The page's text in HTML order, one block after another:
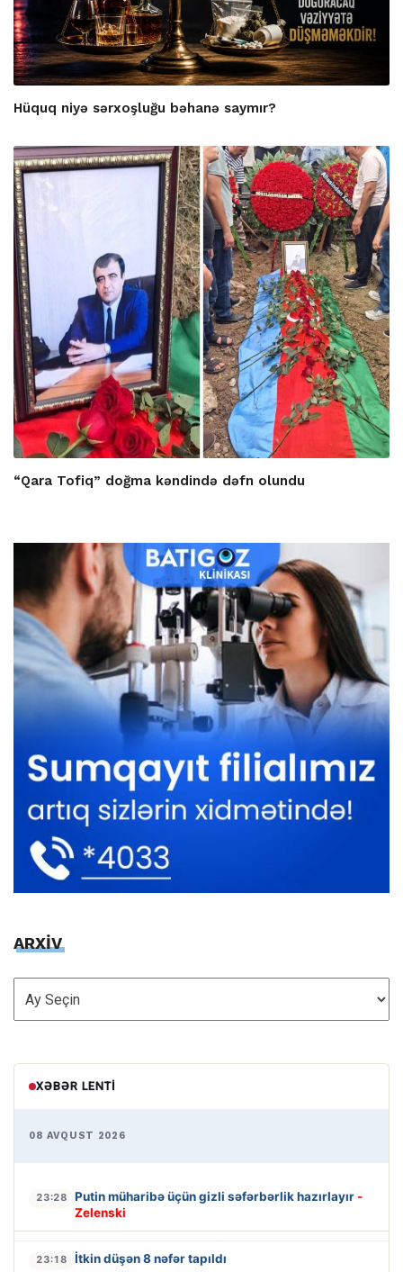
Hüquq niyə sərxoşluğu bəhanə saymır?
“Qara Tofiq” doğma kəndində dəfn olundu
ARXİV
ARXİV
XƏBƏR LENTI
08 AVQUST 2026
23:28 Putin müharibə üçün gizli səfərbərlik hazırlayır -
Zelenski
23:18 İtkin düşən 8 nəfər tapıldı